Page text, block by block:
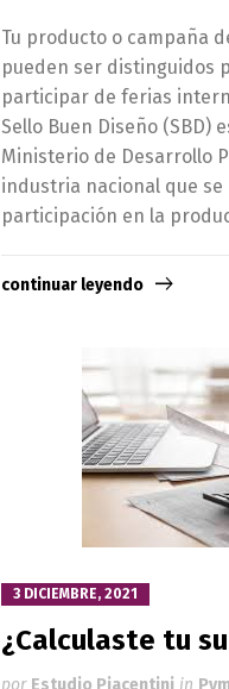
Tu producto o campaña
pueden ser distinguidos
participar de ferias
Sello Buen Diseño (SBD)
Ministerio de Desarrollo
industria nacional que
participación en la
continuar leyendo
3 DICIEMBRE, 2021
¿Calculaste tu
por Estudio Piacentini in